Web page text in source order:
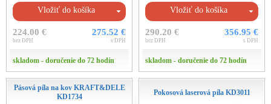
Vložiť do košíka
224.00 €
bez DPH
275.52 €
s DPH
skladom - doručenie do 72 hodín
Vložiť do košíka
290.20 €
bez DPH
356.95 €
s DPH
skladom - doručenie do 72 hodín
Pásová píla na kov KRAFT&DELE
KD1734
Pokosová laserová píla KD3011